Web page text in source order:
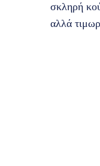
σκληρή
αλλά